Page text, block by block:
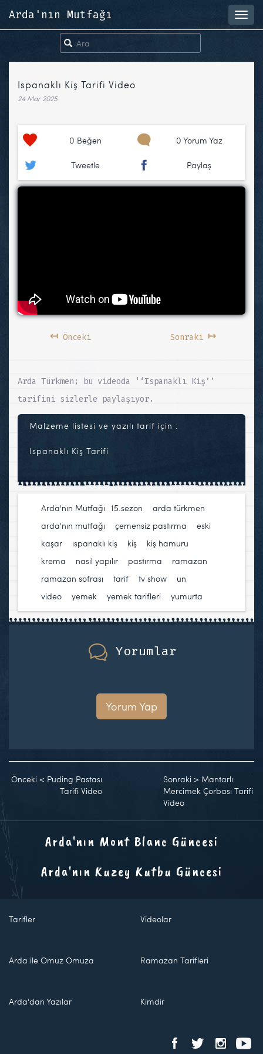
Arda'nın Mutfağı
Ispanaklı Kiş Tarifi Video
24 Mar 2025
0 Beğen 0 Yorum Yaz
Tweetle Paylaş
↤Önceki Sonraki ↦
Arda Türkmen; bu videoda ‘‘Ispanaklı Kiş’’
tarifini sizlerle paylaşıyor.
Malzeme listesi ve yazılı tarif için :
Ispanaklı Kiş Tarifi
Arda'nın Mutfağı 15.sezon arda türkmen
arda'nın mutfağı
çemensiz pastırma
eski
kaşar
ıspanaklı kiş kiş kiş hamuru
krema
nasıl yapılır pastırma ramazan
ramazan sofrası
tarif tv show un
video
yemek yemek tarifleri yumurta
Yorumlar
Yorum Yap
Önceki < Puding Pastası
Tarifi Video
Sonraki > Mantarlı
Mercimek Çorbası Tarifi
Video
Arda'nın Mont Blanc Güncesi
Arda'nın Kuzey Kutbu Güncesi
Tarifler Videolar
Arda ile Omuz Omuza Ramazan Tarifleri
Arda'dan Yazılar Kimdir